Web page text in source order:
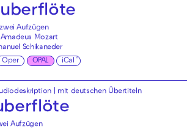
Aufzügen
Mozart
Schikaneder
Oper OPAL iCal
mit deutschen Übertiteln
Aufzügen